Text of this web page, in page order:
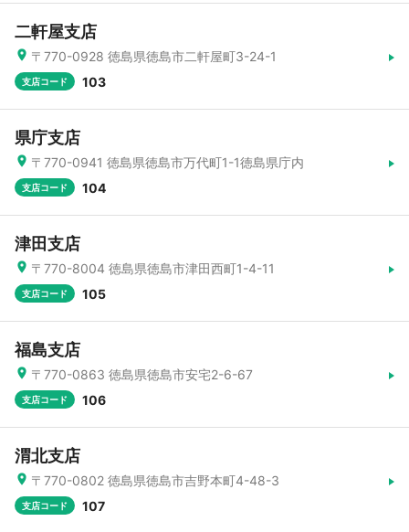
二軒屋支店
〒770-0928 徳島県徳島市二軒屋町3-24-1
支店コード 103
県庁支店
〒770-0941 徳島県徳島市万代町1-1徳島県庁内
支店コード 104
津田支店
〒770-8004 徳島県徳島市津田西町1-4-11
支店コード 105
福島支店
〒770-0863 徳島県徳島市安宅2-6-67
支店コード 106
渭北支店
〒770-0802 徳島県徳島市吉野本町4-48-3
支店コード 107